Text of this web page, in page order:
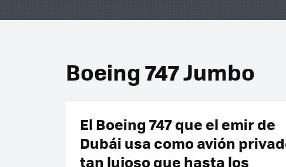
Boeing 747 Jumbo
El Boeing 747 que el emir de
Dubái usa como avión
tan lujoso que hasta los